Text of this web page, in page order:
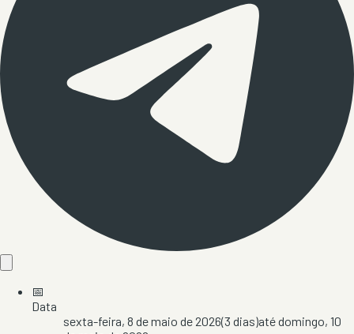
📅
Data
sexta-feira, 8 de maio de 2026(3 dias)atédomingo, 10